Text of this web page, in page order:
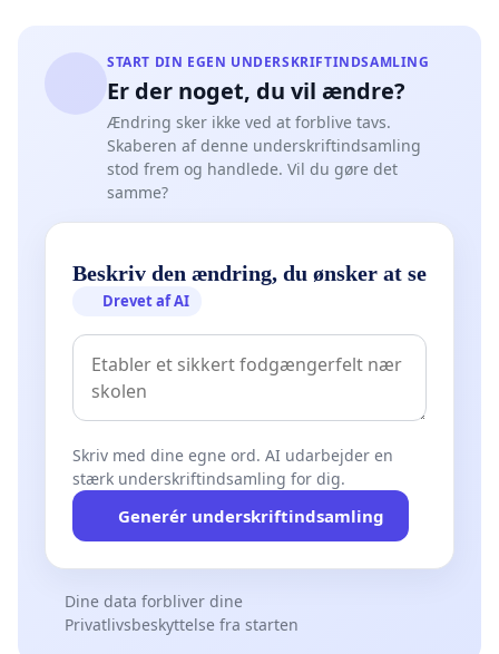
START DIN EGEN UNDERSKRIFTINDSAMLING
Er der noget, du vil ændre?
Ændring sker ikke ved at forblive tavs.
Skaberen af denne underskriftindsamling
stod frem og handlede. Vil du gøre det
samme?
Beskriv den ændring, du ønsker at se
Drevet af AI
Skriv med dine egne ord. AI udarbejder en
stærk underskriftindsamling for dig.
Generér underskriftindsamling
Dine data forbliver dine
Privatlivsbeskyttelse fra starten